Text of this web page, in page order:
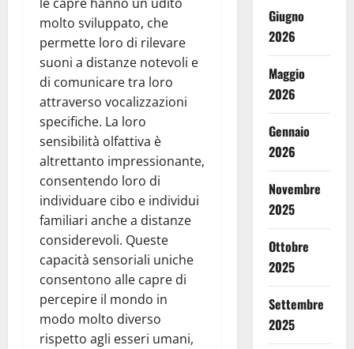
molto sviluppato, che
permette loro di rilevare
suoni a distanze notevoli e
di comunicare tra loro
attraverso vocalizzazioni
specifiche. La loro
sensibilità olfattiva è
altrettanto impressionante,
consentendo loro di
individuare cibo e individui
familiari anche a distanze
considerevoli. Queste
capacità sensoriali uniche
consentono alle capre di
percepire il mondo in
modo molto diverso
rispetto agli esseri umani,
Giugno
2026
Maggio
2026
Gennaio
2026
Novembre
2025
Ottobre
2025
Settembre
2025